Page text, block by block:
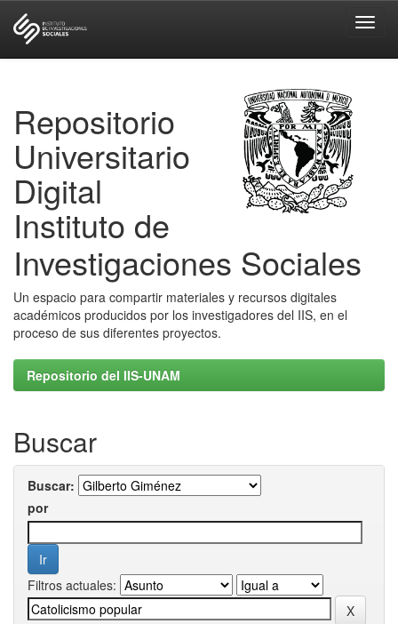
Repositorio
Universitario
Digital
Instituto de
Investigaciones Sociales
Un espacio para compartir materiales y recursos digitales
académicos producidos por los investigadores del IIS, en el
proceso de sus diferentes proyectos.
Repositorio del IIS-UNAM
Buscar
Buscar:
por
Filtros actuales: